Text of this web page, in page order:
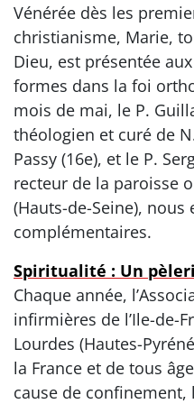
Vénérée dès les
christianisme, Marie,
Dieu, est présentée
formes dans la foi
mois de mai, le P.
théologien et curé de
Passy (16e), et le P.
recteur de la paroisse
(Hauts-de-Seine),
complémentaires.
Spiritualité : Un
Chaque année,
infirmières de l’Ile-de-
Lourdes (Hautes-
la France et de tous
cause de